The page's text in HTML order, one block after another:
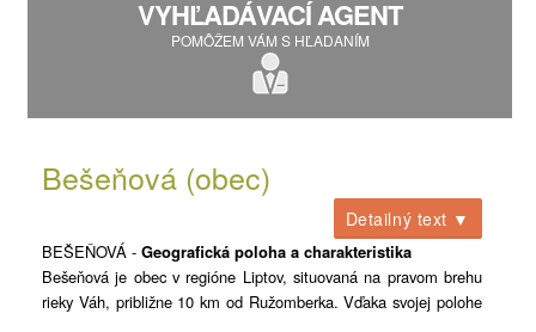
VYHĽADÁVACÍ AGENT
POMÔŽEM VÁM S HĽADANÍM
Bešeňová (obec)
Detailný text ▼
BEŠEŇOVÁ - Geografická poloha a charakteristika
Bešeňová je obec v regióne Liptov, situovaná na pravom brehu
rieky Váh, približne 10 km od Ružomberka. Vďaka svojej polohe